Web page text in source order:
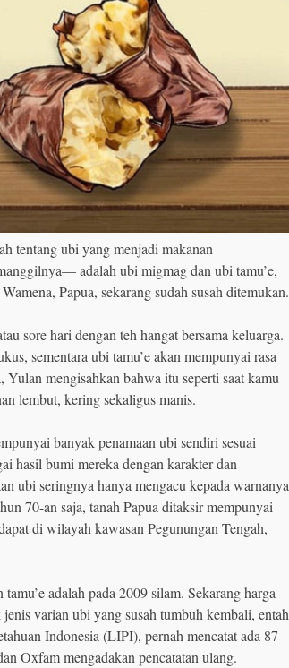
tentang ubi yang menjadi makanan
adalah ubi migmag dan ubi tamu’e,
Papua, sekarang sudah susah ditemukan.
sore hari dengan teh hangat bersama keluarga.
sementara ubi tamu’e akan mempunyai rasa
mengisahkan bahwa itu seperti saat kamu
lembut, kering sekaligus manis.
banyak penamaan ubi sendiri sesuai
hasil bumi mereka dengan karakter dan
ubi seringnya hanya mengacu kepada warnanya
70-an saja, tanah Papua ditaksir mempunyai
di wilayah kawasan Pegunungan Tengah,
adalah pada 2009 silam. Sekarang harga-
varian ubi yang susah tumbuh kembali, entah
Indonesia (LIPI), pernah mencatat ada 87
Oxfam mengadakan pencatatan ulang.